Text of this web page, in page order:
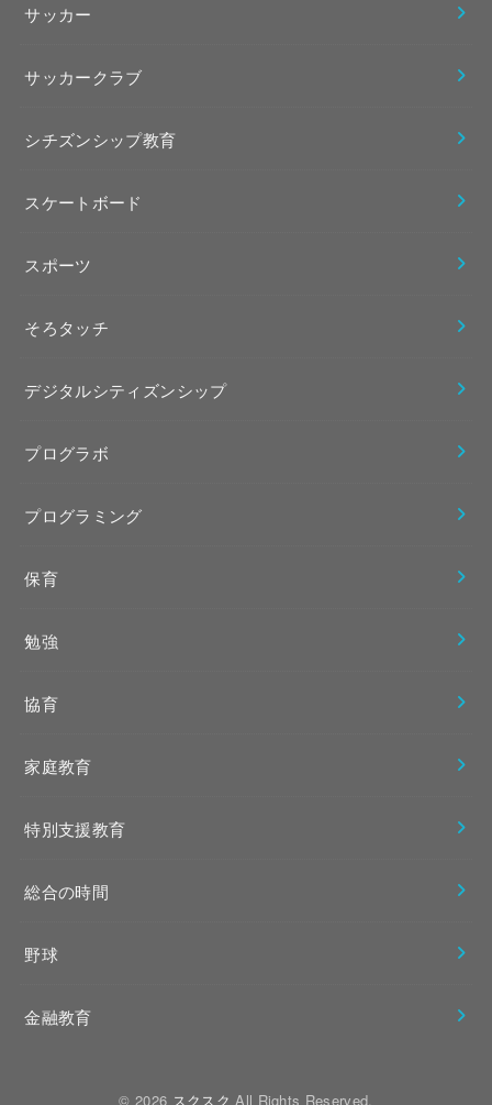
サッカー
サッカークラブ
シチズンシップ教育
スケートボード
スポーツ
そろタッチ
デジタルシティズンシップ
プログラボ
プログラミング
保育
勉強
協育
家庭教育
特別支援教育
総合の時間
野球
金融教育
© 2026 スクスク All Rights Reserved.